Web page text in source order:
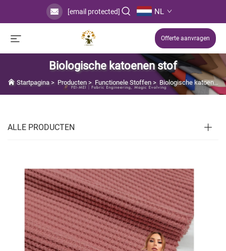
[email protected] NL
Offerte aanvragen
Biologische katoenen stof
Startpagina > Producten > Functionele Stoffen > Biologische katoenen stof
ALLE PRODUCTEN